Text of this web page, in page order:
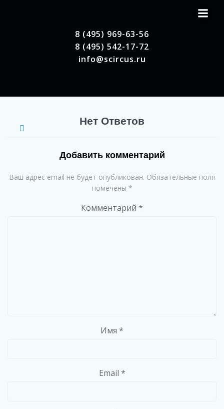
8 (495) 969-63-56
8 (495) 542-17-72
info@scircus.ru
Нет Ответов
Добавить комментарий
Ваш адрес email не будет опубликован. Обязательные поля
помечены *
Комментарий *
Имя *
Email *